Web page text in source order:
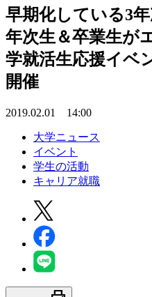
早期化している3
年次生＆卒業生が
学就活生応援イベ
開催
2019.02.01 14:00
大学ニュース
イベント
学生の活動
キャリア就職